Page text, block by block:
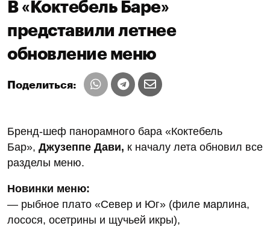
В «Коктебель Баре»
представили летнее
обновление меню
Поделиться:
Бренд-шеф панорамного бара «Коктебель
Бар», Джузеппе Дави, к началу лета обновил все
разделы меню.
Новинки меню:
— рыбное плато «Север и Юг» (филе марлина,
лосося, осетрины и щучьей икры),